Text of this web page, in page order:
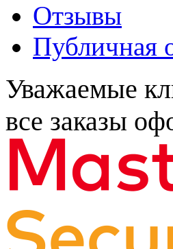
Отзывы
Публичная
Уважаемые
все заказы